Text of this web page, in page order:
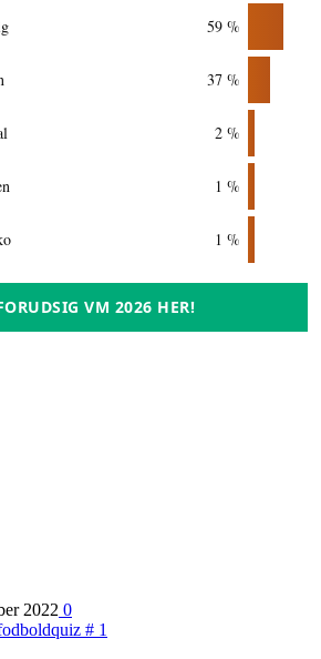
59 %
37 %
2 %
1 %
1 %
VM 2026 HER!
2022 0
# 1